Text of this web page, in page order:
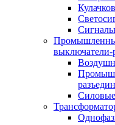
выключатели-